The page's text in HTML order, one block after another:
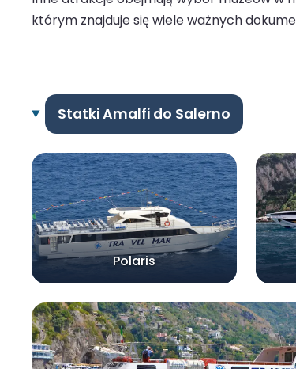
którym znajduje się wiele ważnych
Statki Amalfi do Salerno
Polaris